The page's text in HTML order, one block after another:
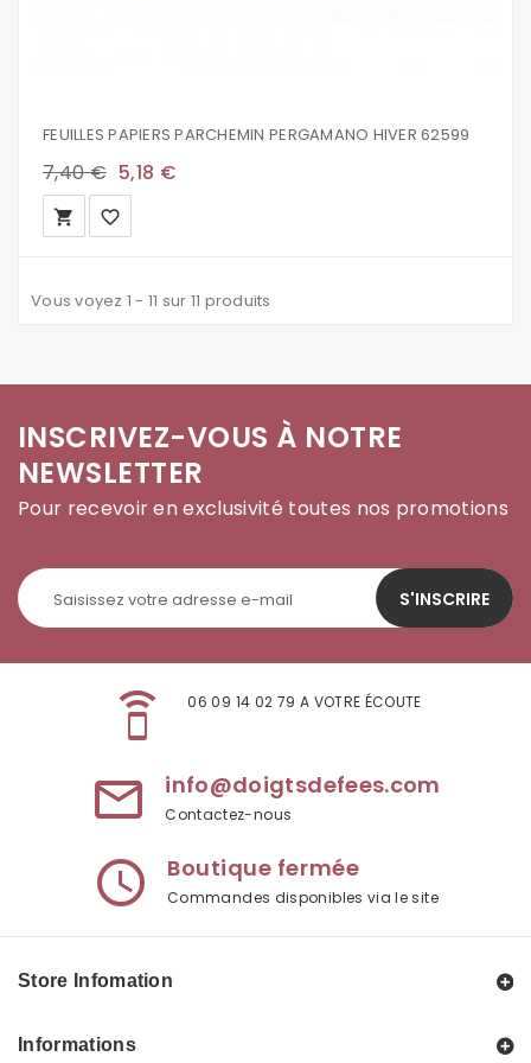
FEUILLES PAPIERS PARCHEMIN PERGAMANO HIVER 62599
7,40 € 5,18 €
local_grocery_store favorite_border
Vous voyez 1 - 11 sur 11 produits
INSCRIVEZ-VOUS À NOTRE
NEWSLETTER
Pour recevoir en exclusivité toutes nos promotions
S'INSCRIRE
speaker_phone 06 09 14 02 79 A VOTRE ÉCOUTE
mail_outline info@doigtsdefees.com
Contactez-nous
access_time Boutique fermée
Commandes disponibles via le site
Store Infomation
Informations